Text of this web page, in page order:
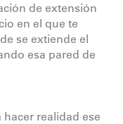
de extensión
en el que te
se extiende el
esa pared de
realidad ese